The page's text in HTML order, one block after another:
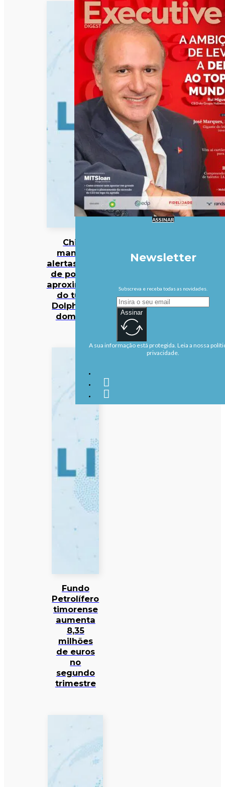
China
mantém
alertas antes
de possível
aproximação
do tufão
Dolphin no
domingo
Fundo
Petrolífero
timorense
aumenta
8,35
milhões
de euros
no
segundo
trimestre
ASSINAR
Newsletter
Subscreva e receba todas as novidades.
Assinar
A sua informação está protegida. Leia a nossa
privacidade.